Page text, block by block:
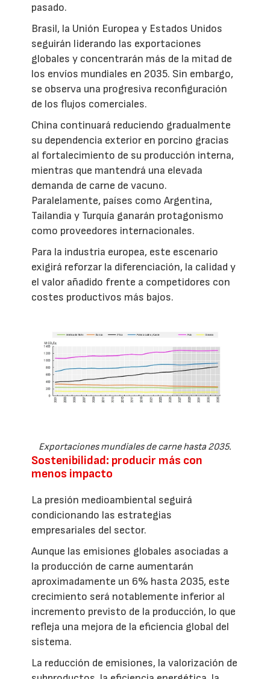
pasado.
Brasil, la Unión Europea y Estados Unidos
seguirán liderando las exportaciones
globales y concentrarán más de la mitad de
los envíos mundiales en 2035. Sin embargo,
se observa una progresiva reconfiguración
de los flujos comerciales.
China continuará reduciendo gradualmente
su dependencia exterior en porcino gracias
al fortalecimiento de su producción interna,
mientras que mantendrá una elevada
demanda de carne de vacuno.
Paralelamente, países como Argentina,
Tailandia y Turquía ganarán protagonismo
como proveedores internacionales.
Para la industria europea, este escenario
exigirá reforzar la diferenciación, la calidad y
el valor añadido frente a competidores con
costes productivos más bajos.
Exportaciones mundiales de carne hasta 2035.
Sostenibilidad: producir más con
menos impacto
La presión medioambiental seguirá
condicionando las estrategias
empresariales del sector.
Aunque las emisiones globales asociadas a
la producción de carne aumentarán
aproximadamente un 6% hasta 2035, este
crecimiento será notablemente inferior al
incremento previsto de la producción, lo que
refleja una mejora de la eficiencia global del
sistema.
La reducción de emisiones, la valorización de